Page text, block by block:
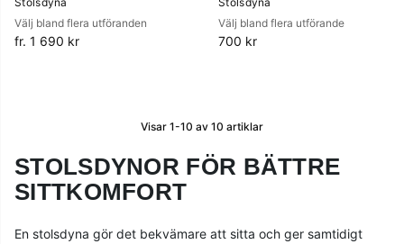
Välj bland flera utföranden
fr. 1 690 kr
Välj bland flera utförande
700 kr
Visar 1-10 av 10 artiklar
STOLSDYNOR FÖR BÄTTRE
SITTKOMFORT
En stolsdyna gör det bekvämare att sitta och ger samtidigt